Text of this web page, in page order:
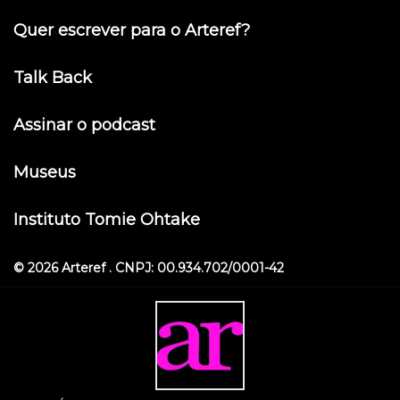
Quer escrever para o Arteref?
Talk Back
Assinar o podcast
Museus
Instituto Tomie Ohtake
© 2026 Arteref . CNPJ: 00.934.702/0001-42